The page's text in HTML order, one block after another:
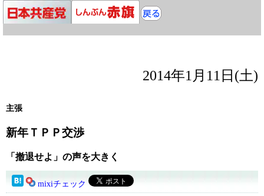
2014年1月11日(土)
主張
新年ＴＰＰ交渉
「撤退せよ」の声を大きく
mixiチェック